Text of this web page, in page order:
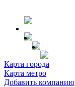
Карта города
Карта метро
Добавить компанию